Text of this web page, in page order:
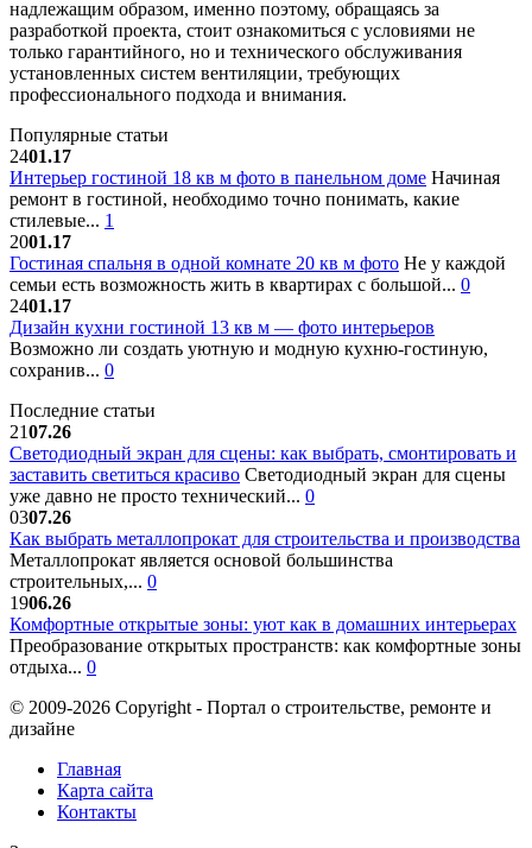
надлежащим образом, именно поэтому, обращаясь за
разработкой проекта, стоит ознакомиться с условиями не
только гарантийного, но и технического обслуживания
установленных систем вентиляции, требующих
профессионального подхода и внимания.
Популярные статьи
2401.17
Интерьер гостиной 18 кв м фото в панельном доме Начиная
ремонт в гостиной, необходимо точно понимать, какие
стилевые... 1
2001.17
Гостиная спальня в одной комнате 20 кв м фото Не у каждой
семьи есть возможность жить в квартирах с большой... 0
2401.17
Дизайн кухни гостиной 13 кв м — фото интерьеров
Возможно ли создать уютную и модную кухню-гостиную,
сохранив... 0
Последние статьи
2107.26
Светодиодный экран для сцены: как выбрать, смонтировать и
заставить светиться красиво Светодиодный экран для сцены
уже давно не просто технический... 0
0307.26
Как выбрать металлопрокат для строительства и производства
Металлопрокат является основой большинства
строительных,... 0
1906.26
Комфортные открытые зоны: уют как в домашних интерьерах
Преобразование открытых пространств: как комфортные зоны
отдыха... 0
© 2009-2026 Copyright - Портал о строительстве, ремонте и
дизайне
Главная
Карта сайта
Контакты